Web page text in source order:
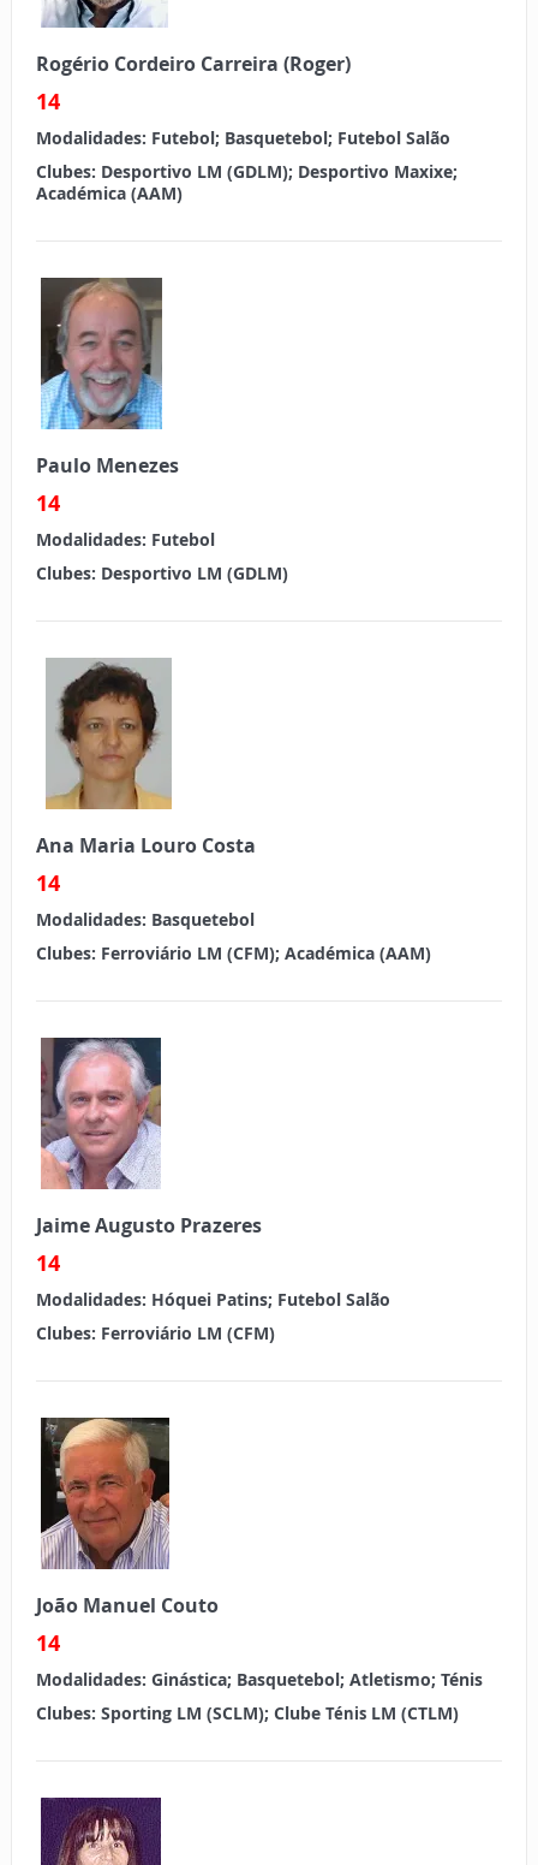
Rogério Cordeiro Carreira (Roger)
14
Modalidades: Futebol; Basquetebol; Futebol Salão
Clubes: Desportivo LM (GDLM); Desportivo Maxixe;
Académica (AAM)
Paulo Menezes
14
Modalidades: Futebol
Clubes: Desportivo LM (GDLM)
Ana Maria Louro Costa
14
Modalidades: Basquetebol
Clubes: Ferroviário LM (CFM); Académica (AAM)
Jaime Augusto Prazeres
14
Modalidades: Hóquei Patins; Futebol Salão
Clubes: Ferroviário LM (CFM)
João Manuel Couto
14
Modalidades: Ginástica; Basquetebol; Atletismo; Ténis
Clubes: Sporting LM (SCLM); Clube TénisLM (CTLM)